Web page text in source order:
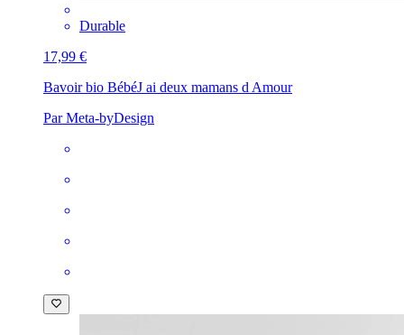
Durable
17,99 €
Bavoir bio BébéJ ai deux mamans d Amour
Par Meta-byDesign